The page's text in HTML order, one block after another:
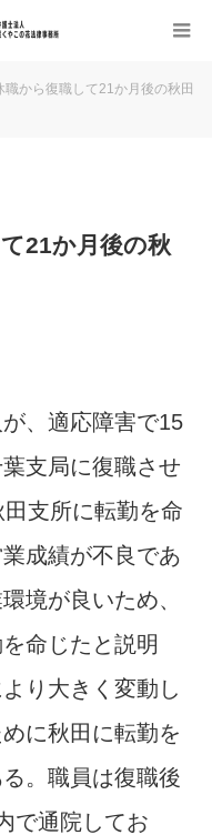
職から復職して21か月後の秋田
21か月後の秋
、適応障害で15
支局に復職させ
支所に転勤を命
成績が不良であ
境が良いため、
命じたと説明
り大きく変動し
に秋田に転勤を
。職員は復職後
で通院してお